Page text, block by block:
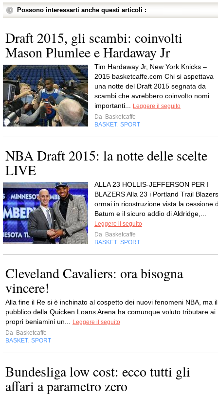
Possono interessarti anche questi articoli :
Draft 2015, gli scambi: coinvolti
Mason Plumlee e Hardaway Jr
Tim Hardaway Jr, New York Knicks –
2015 basketcaffe.com Chi si aspettava
una notte del Draft 2015 segnata da
scambi che avrebbero coinvolto nomi
importanti...
Leggere il seguito
Da Basketcaffe
BASKET SPORT
NBA Draft 2015: la notte delle scelte
LIVE
ALLA 23 HOLLIS-JEFFERSON PER I
BLAZERS Alla 23 i Portland Trail
ormai in ricostruzione vista la cessione
Batum e il sicuro addio di Aldridge,...
Leggere il seguito
Da Basketcaffe
BASKET SPORT
Cleveland Cavaliers: ora bisogna
vincere!
Alla fine il Re si è inchinato al cospetto dei nuovi fenomeni NBA, ma il
pubblico della Quicken Loans Arena ha comunque voluto tributare ai
propri beniamini un...
Leggere il seguito
Da Basketcaffe
BASKET SPORT
Bundesliga low cost: ecco tutti gli
affari a parametro zero